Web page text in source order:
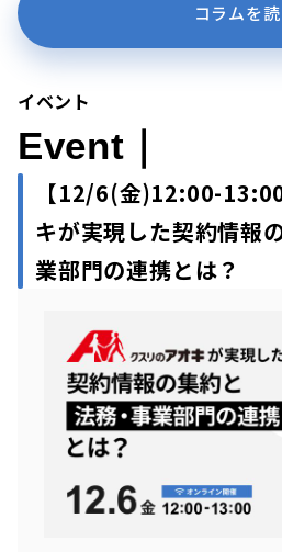
コラムを
イベント
Event｜
【12/6(金)12:00-
キが実現した契約情報
業部門の連携とは？